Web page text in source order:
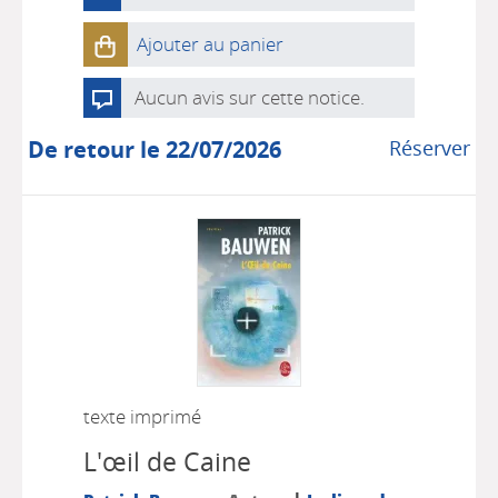
Ajouter au panier
Aucun avis sur cette notice.
Réserver
De retour le 22/07/2026
texte imprimé
L'œil de Caine